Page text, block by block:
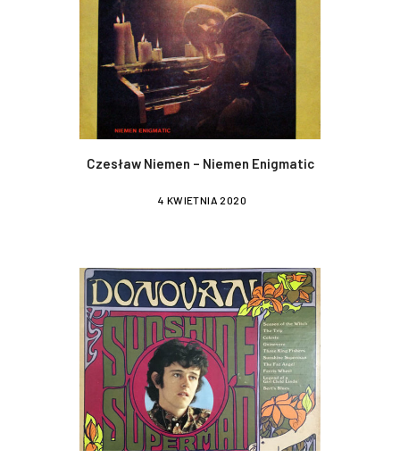
Czesław Niemen – Niemen Enigmatic
4 KWIETNIA 2020